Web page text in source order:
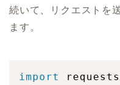
続いて、リクエストを
ます。
import